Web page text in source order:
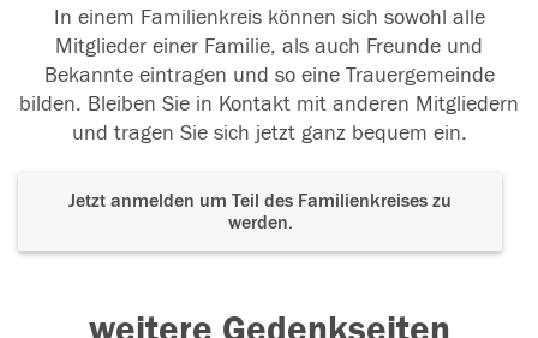
In einem Familienkreis können sich sowohl alle
Mitglieder einer Familie, als auch Freunde und
Bekannte eintragen und so eine Trauergemeinde
bilden. Bleiben Sie in Kontakt mit anderen Mitgliedern
und tragen Sie sich jetzt ganz bequem ein.
Jetzt anmelden um Teil des Familienkreises zu
werden.